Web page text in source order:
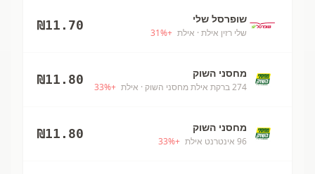
שופרסל שלי
שלי רזין אילת · אילת +
31%
₪11.70
מחסני השוק
274 ברקת אילת מחסני השוק · אילת +
33%
₪11.80
מחסני השוק
96 אינטרנט אילת +
33%
₪11.80